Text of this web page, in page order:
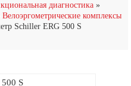
диагностика
Велоэргометрические комплексы
Schiller ERG 500 S